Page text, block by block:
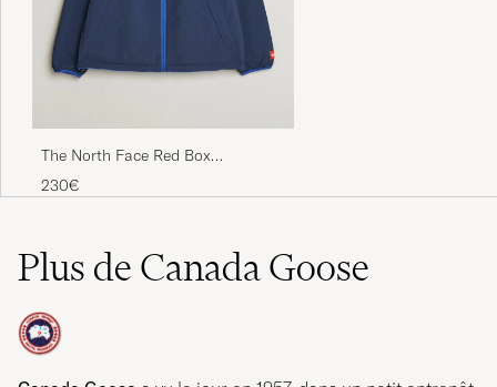
The North Face Red Box
Reversible Fleece Jacket Summit
Navy
230€
Plus de Canada Goose